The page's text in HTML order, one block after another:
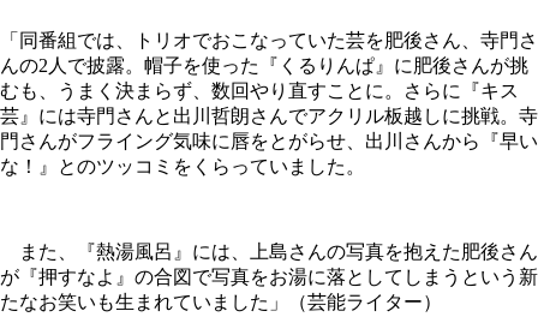
「同番組では、トリオでおこなっていた芸を肥後さん、寺門さ
んの2人で披露。帽子を使った『くるりんぱ』に肥後さんが挑
むも、うまく決まらず、数回やり直すことに。さらに『キス
芸』には寺門さんと出川哲朗さんでアクリル板越しに挑戦。寺
門さんがフライング気味に唇をとがらせ、出川さんから『早い
な！』とのツッコミをくらっていました。
また、『熱湯風呂』には、上島さんの写真を抱えた肥後さん
が『押すなよ』の合図で写真をお湯に落としてしまうという新
たなお笑いも生まれていました」（芸能ライター）